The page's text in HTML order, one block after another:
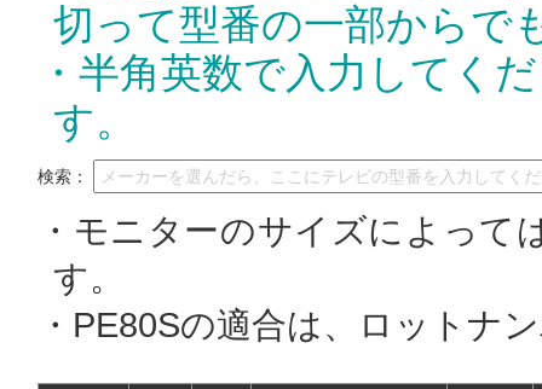
切って型番の一部からで
・半角英数で入力してく
す。
検索：
・モニターのサイズによっ
す。
・PE80Sの適合は、ロットナ